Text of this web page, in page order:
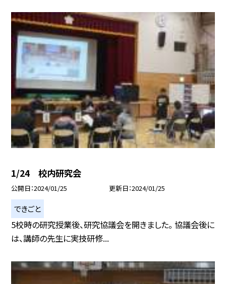
1/24 校内研究会
公開日 2024/01/25 更新日 2024/01/25
できごと
5校時の研究授業後、研究協議会を開きました。 協議会後に
は、講師の先生に実技研修...